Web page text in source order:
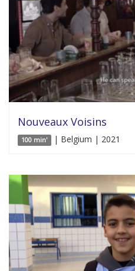
Nouveaux Voisins
100 min' | Belgium | 2021